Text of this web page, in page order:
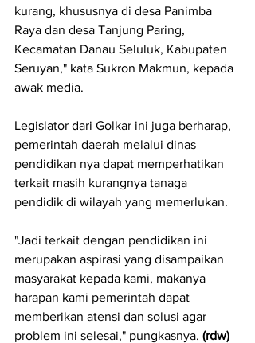
kurang, khususnya di desa Panimba
Raya dan desa Tanjung Paring,
Kecamatan Danau Seluluk, Kabupaten
Seruyan," kata Sukron Makmun, kepada
awak media.
Legislator dari Golkar ini juga berharap,
pemerintah daerah melalui dinas
pendidikan nya dapat memperhatikan
terkait masih kurangnya tanaga
pendidik di wilayah yang memerlukan.
"Jadi terkait dengan pendidikan ini
merupakan aspirasi yang disampaikan
masyarakat kepada kami, makanya
harapan kami pemerintah dapat
memberikan atensi dan solusi agar
problem ini selesai," pungkasnya. (rdw)